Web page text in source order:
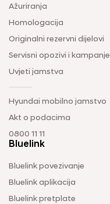
Ažuriranja
Homologacija
Originalni rezervni dijelovi
Servisni opozivi i kampanje
Uvjeti jamstva
Hyundai mobilno jamstvo
Akt o podacima
0800 11 11
Bluelink
Bluelink povezivanje
Bluelink aplikacija
Bluelink pretplate